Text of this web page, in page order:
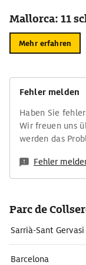
Mallorca: 11
Mehr erfahren
Fehler melden
Haben Sie
Wir freuen uns
werden das
Fehler
Parc de
Sarrià-Sant Gervasi
Barcelona